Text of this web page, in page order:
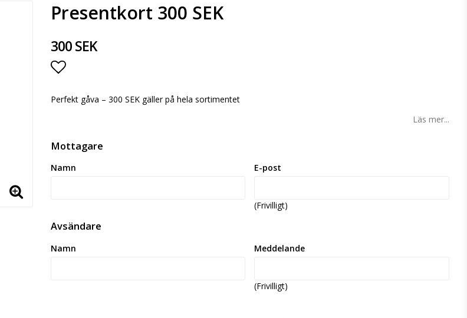
Presentkort 300 SEK
300 SEK
Lägg till i favoritlistan
Perfekt gåva – 300 SEK gäller på hela sortimentet
Läs mer...
Mottagare
Namn E-post
(Frivilligt)
Avsändare
Namn Meddelande
(Frivilligt)